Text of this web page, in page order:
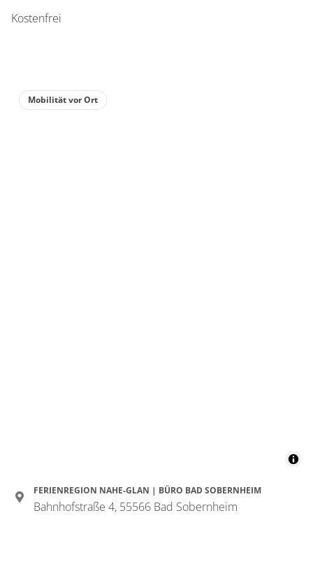
Kostenfrei
Mobilität vor Ort
FERIENREGION NAHE-GLAN | BÜRO BAD SOBERNHEIM
Bahnhofstraße 4, 55566 Bad Sobernheim